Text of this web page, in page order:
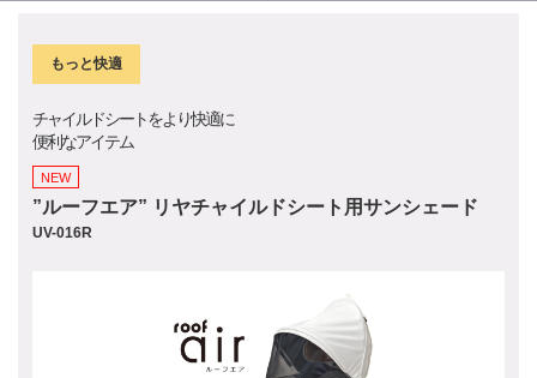
もっと快適
チャイルドシートをより快適に
便利なアイテム
NEW
”ルーフエア” リヤチャイルドシート用サンシェード
UV-016R